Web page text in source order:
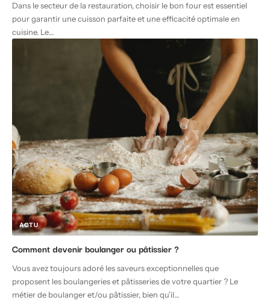
Dans le secteur de la restauration, choisir le bon four est essentiel
pour garantir une cuisson parfaite et une efficacité optimale en
cuisine. Le…
ACTU
Comment devenir boulanger ou pâtissier ?
Vous avez toujours adoré les saveurs exceptionnelles que
proposent les boulangeries et pâtisseries de votre quartier ? Le
métier de boulanger et/ou pâtissier, bien qu’il…